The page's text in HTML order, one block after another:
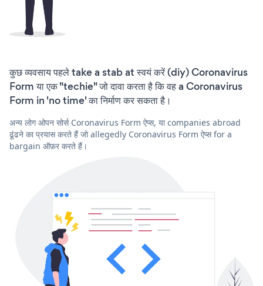
कुछ व्यवसाय पहले take a stab at स्वयं करें (diy) Coronavirus
Form या एक "techie" जो दावा करता है कि वह a Coronavirus
Form in 'no time' का निर्माण कर सकता है।
अन्य लोग ओपन सोर्स Coronavirus Form ऐप्स, या companies abroad
ढूंढने का प्रयास करते हैं जो allegedly Coronavirus Form ऐप्स for a
bargain ऑफ़र करते हैं।